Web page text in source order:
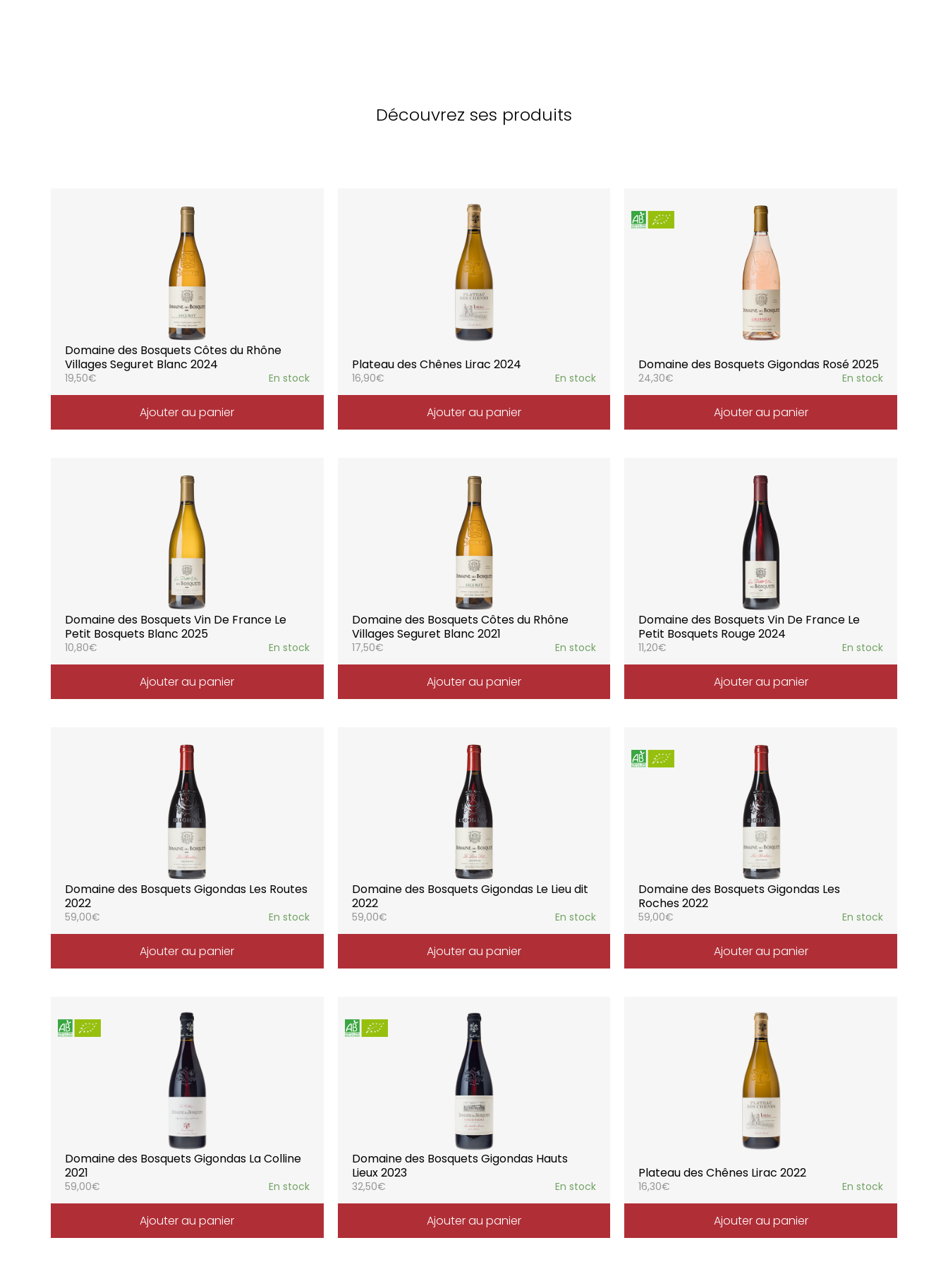
Découvrez ses produits
Domaine des Bosquets Côtes du Rhône
Villages Seguret Blanc 2024
19,50€ En stock
Ajouter au panier
Plateau des Chênes Lirac 2024
16,90€ En stock
Ajouter au panier
Domaine des Bosquets Gigondas Rosé 2025
24,30€ En stock
Ajouter au panier
Domaine des Bosquets Vin De France Le
Petit Bosquets Blanc 2025
10,80€ En stock
Ajouter au panier
Domaine des Bosquets Côtes du Rhône
Villages Seguret Blanc 2021
17,50€ En stock
Ajouter au panier
Domaine des Bosquets Vin De France Le
Petit Bosquets Rouge 2024
11,20€ En stock
Ajouter au panier
Domaine des Bosquets Gigondas Les Routes
2022
59,00€ En stock
Ajouter au panier
Domaine des Bosquets Gigondas Le Lieu dit
2022
59,00€ En stock
Ajouter au panier
Domaine des Bosquets Gigondas Les
Roches 2022
59,00€ En stock
Ajouter au panier
Domaine des Bosquets Gigondas La Colline
2021
59,00€ En stock
Ajouter au panier
Domaine des Bosquets Gigondas Hauts
Lieux 2023
32,50€ En stock
Ajouter au panier
Plateau des Chênes Lirac 2022
16,30€ En stock
Ajouter au panier